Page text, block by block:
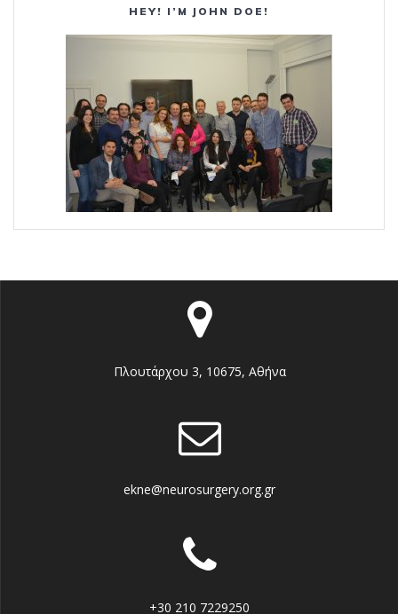
HEY! I’M JOHN DOE!
Πλουτάρχου 3, 10675, Αθήνα
ekne@neurosurgery.org.gr
+30 210 7229250